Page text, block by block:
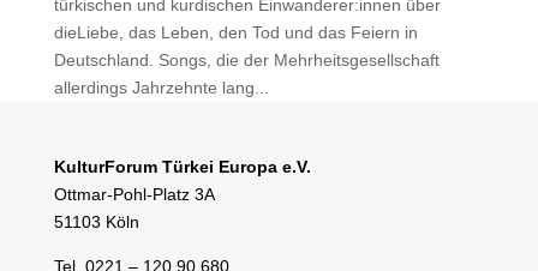
türkischen und kurdischen Einwanderer:innen über
dieLiebe, das Leben, den Tod und das Feiern in
Deutschland. Songs, die der Mehrheitsgesellschaft
allerdings Jahrzehnte lang...
KulturForum Türkei Europa e.V.
Ottmar-Pohl-Platz 3A
51103 Köln
Tel. 0221 – 120 90 680